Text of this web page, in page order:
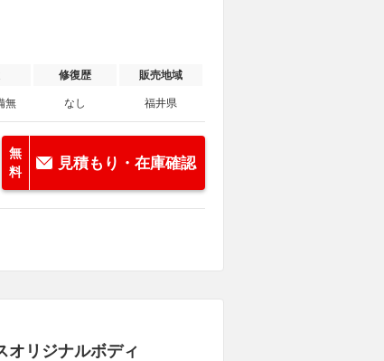
修復歴 販売地域
無 なし 福井県
無
料
見積もり・在庫確認
オリジナルボディ